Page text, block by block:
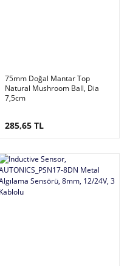
75mm Doğal Mantar Top
Natural Mushroom Ball, Dia
7,5cm
285,65 TL